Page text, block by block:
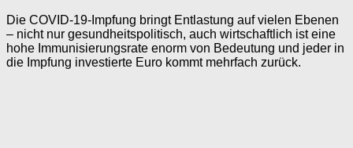
Die COVID-19-Impfung bringt Entlastung auf vielen Ebenen
– nicht nur gesundheitspolitisch, auch wirtschaftlich ist eine
hohe Immunisierungsrate enorm von Bedeutung und jeder in
die Impfung investierte Euro kommt mehrfach zurück.